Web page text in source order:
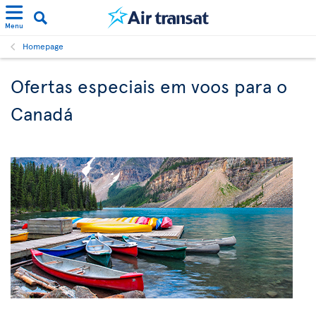
Menu
Homepage
Ofertas especiais em voos para o
Canadá